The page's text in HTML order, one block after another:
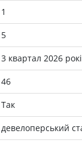
1
5
3 квартал 2026
46
Так
девелоперський